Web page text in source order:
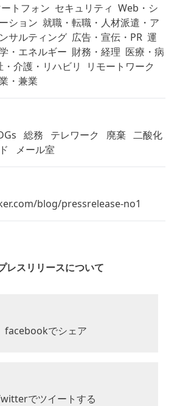
トフォン セキュリティ Web・シ
ション 就職・転職・人材派遣・ア
サルティング 広告・宣伝・PR 運
・エネルギー 財務・経理 医療・病
・介護・リハビリ
リモートワーク
・兼業
総務 テレワーク 廃棄 二酸化
メール室
blog/pressrelease-no1
レスリリースについて
facebookでシェア
でツイートする